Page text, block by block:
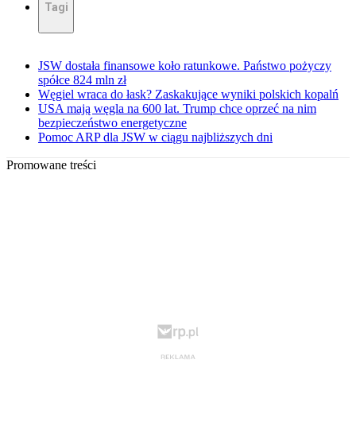
Tagi
JSW dostała finansowe koło ratunkowe. Państwo pożyczy
spółce 824 mln zł
Węgiel wraca do łask? Zaskakujące wyniki polskich kopalń
USA mają węgla na 600 lat. Trump chce oprzeć na nim
bezpieczeństwo energetyczne
Pomoc ARP dla JSW w ciągu najbliższych dni
Promowane treści